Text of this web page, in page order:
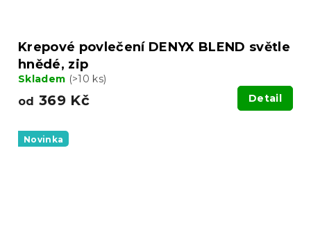
Krepové povlečení DENYX BLEND světle
hnědé, zip
Skladem (>10 ks)
od 369 Kč Detail
Novinka